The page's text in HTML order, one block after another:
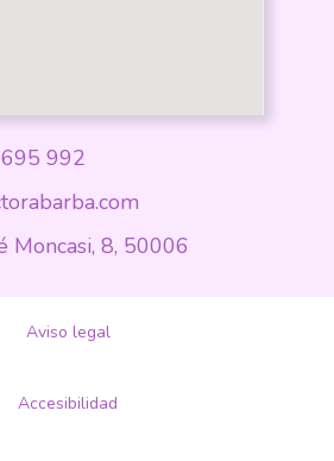
992
Moncasi, 8, 50006
Aviso legal
Accesibilidad